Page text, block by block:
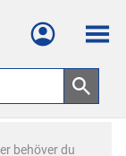
Meny
behöver du